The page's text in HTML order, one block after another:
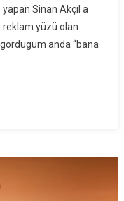
Sinan Akçıl a
reklam yüzü olan
anda “bana